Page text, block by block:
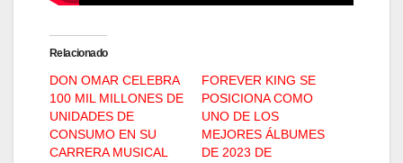
Relacionado
DON OMAR CELEBRA
100 MIL MILLONES DE
UNIDADES DE
CONSUMO EN SU
CARRERA MUSICAL
FOREVER KING SE
POSICIONA COMO
UNO DE LOS
MEJORES ÁLBUMES
DE 2023 DE